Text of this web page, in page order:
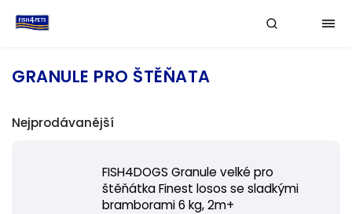
GRANULE PRO ŠTĚŇATA
Nejprodávanější
FISH4DOGS Granule velké pro
štěňátka Finest losos se sladkými
bramborami 6 kg, 2m+